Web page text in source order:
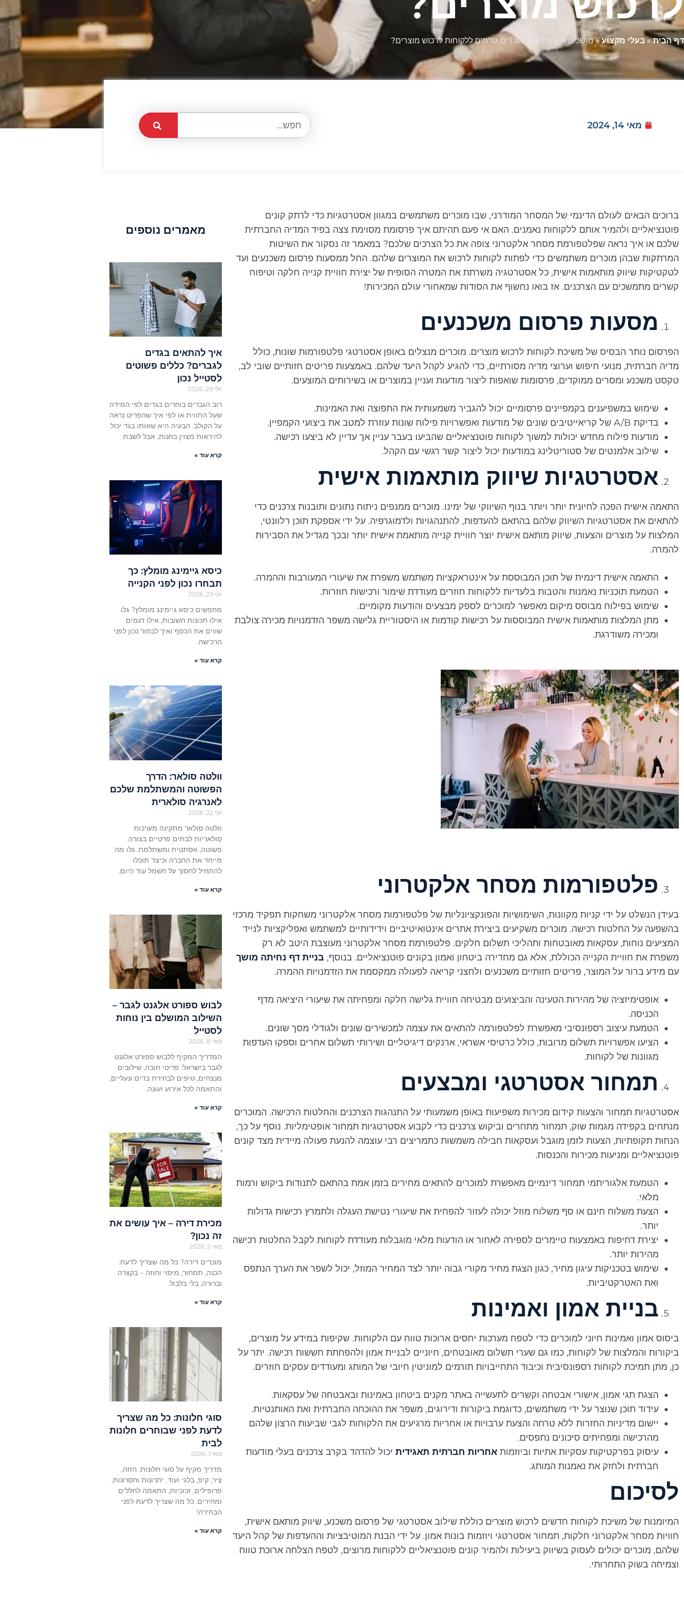
דף הבית»בעלי מקצוע»מושכים לקוחות: איך מוכרים גורמים ללקוחות לרכוש מוצרים?
מאי 14, 2024
ברוכים הבאים לעולם הדינמי של המסחר המודרני, שבו מוכרים משתמשים במגוון אסטרטגיות כדי לרתק קונים
פוטנציאליים ולהמיר אותם ללקוחות נאמנים. האם אי פעם תהיתם איך פרסומת מסוימת צצה בפיד המדיה החברתית
שלכם או איך נראה שפלטפורמת מסחר אלקטרוני צופה את כל הצרכים שלכם? במאמר זה נסקור את השיטות
המרתקות שבהן מוכרים משתמשים כדי לפתות לקוחות לרכוש את המוצרים שלהם. החל ממסעות פרסום משכנעים ועד
לטקטיקות שיווק מותאמות אישית, כל אסטרטגיה משרתת את המטרה הסופית של יצירת חוויית קנייה חלקה וטיפוח
קשרים מתמשכים עם הצרכנים. אז בואו נחשוף את הסודות שמאחורי עולם המכירות!
מסעות פרסום משכנעים
הפרסום נותר הבסיס של משיכת לקוחות לרכוש מוצרים. מוכרים מנצלים באופן אסטרטגי פלטפורמות שונות, כולל
מדיה חברתית, מנועי חיפוש וערוצי מדיה מסורתיים, כדי להגיע לקהל היעד שלהם. באמצעות פריטים חזותיים שובי לב,
טקסט משכנע ומסרים ממוקדים, פרסומות שואפות ליצור מודעות ועניין במוצרים או בשירותים המוצעים.
שימוש במשפיענים בקמפיינים פרסומיים יכול להגביר משמעותית את התפוצה ואת האמינות.
בדיקת A/B של קריאייטיבים שונים של מודעות ואפשרויות פילוח שונות עוזרת למטב את ביצועי הקמפיין.
מודעות פילוח מחדש יכולות למשוך לקוחות פוטנציאליים שהביעו בעבר עניין אך עדיין לא ביצעו רכישה.
שילוב אלמנטים של סטוריטלינג במודעות יכול ליצור קשר רגשי עם הקהל.
אסטרטגיות שיווק מותאמות אישית
התאמה אישית הפכה לחיונית יותר ויותר בנוף השיווקי של ימינו. מוכרים ממנפים ניתוח נתונים ותובנות צרכנים כדי
להתאים את אסטרטגיות השיווק שלהם בהתאם להעדפות, להתנהגויות ולדמוגרפיה. על ידי אספקת תוכן רלוונטי,
המלצות על מוצרים והצעות, שיווק מותאם אישית יוצר חוויית קנייה מותאמת אישית יותר ובכך מגדיל את הסבירות
להמרה.
התאמה אישית דינמית של תוכן המבוססת על אינטראקציות משתמש משפרת את שיעורי המעורבות וההמרה.
הטמעת תוכניות נאמנות והטבות בלעדיות ללקוחות חוזרים מעודדת שימור ורכישות חוזרות.
שימוש בפילוח מבוסס מיקום מאפשר למוכרים לספק מבצעים והודעות מקומיים.
מתן המלצות מותאמות אישית המבוססות על רכישות קודמות או היסטוריית גלישה משפר הזדמנויות מכירה צולבת
ומכירה משודרגת.
פלטפורמות מסחר אלקטרוני
בעידן הנשלט על ידי קניות מקוונות, השימושיות והפונקציונליות של פלטפורמות מסחר אלקטרוני משחקות תפקיד מרכזי
בהשפעה על החלטות רכישה. מוכרים משקיעים ביצירת אתרים אינטואיטיביים וידידותיים למשתמש ואפליקציות לנייד
המציעים נוחות, עסקאות מאובטחות ותהליכי תשלום חלקים. פלטפורמת מסחר אלקטרוני מעוצבת היטב לא רק
משפרת את חוויית הקנייה הכוללת, אלא גם מחדירה ביטחון ואמון בקונים פוטנציאליים. בנוסף, בניית דף נחיתה מושך
עם מידע ברור על המוצר, פריטים חזותיים משכנעים ולחצני קריאה לפעולה ממקסמת את הזדמנויות ההמרה.
אופטימיזציה של מהירות הטעינה והביצועים מבטיחה חוויית גלישה חלקה ומפחיתה את שיעורי היציאה מדף
הכניסה.
הטמעת עיצוב רספונסיבי מאפשרת לפלטפורמה להתאים את עצמה למכשירים שונים ולגודלי מסך שונים.
הציעו אפשרויות תשלום מרובות, כולל כרטיסי אשראי, ארנקים דיגיטליים ושירותי תשלום אחרים וספקו העדפות
מגוונות של לקוחות.
תמחור אסטרטגי ומבצעים
אסטרטגיות תמחור והצעות קידום מכירות משפיעות באופן משמעותי על התנהגות הצרכנים והחלטות הרכישה. המוכרים
מנתחים בקפידה מגמות שוק, תמחור מתחרים וביקוש צרכנים כדי לקבוע אסטרטגיות תמחור אופטימליות. נוסף על כך,
הנחות תקופתיות, הצעות לזמן מוגבל ועסקאות חבילה משמשות כתמריצים רבי עוצמה להנעת פעולה מיידית מצד קונים
פוטנציאליים ומניעות מכירות והכנסות.
הטמעת אלגוריתמי תמחור דינמיים מאפשרת למוכרים להתאים מחירים בזמן אמת בהתאם לתנודות ביקוש ורמות
מלאי.
הצעת משלוח חינם או סף משלוח מוזל יכולה לעזור להפחית את שיעורי נטישת העגלה ולתמרץ רכישות גדולות
יותר.
יצירת דחיפות באמצעות טיימרים לספירה לאחור או הודעות מלאי מוגבלות מעודדת לקוחות לקבל החלטות רכישה
מהירות יותר.
שימוש בטכניקות עיגון מחיר, כגון הצגת מחיר מקורי גבוה יותר לצד המחיר המוזל, יכול לשפר את הערך הנתפס
ואת האטרקטיביות.
בניית אמון ואמינות
ביסוס אמון ואמינות חיוני למוכרים כדי לטפח מערכות יחסים ארוכות טווח עם הלקוחות. שקיפות במידע על מוצרים,
ביקורות והמלצות של לקוחות, כמו גם שערי תשלום מאובטחים, חיוניים לבניית אמון ולהפחתת חששות רכישה. יתר על
כן, מתן תמיכת לקוחות רספונסיבית וכיבוד התחייבויות תורמים למוניטין חיובי של המותג ומעודדים עסקים חוזרים.
הצגת תגי אמון, אישורי אבטחה וקשרים לתעשייה באתר מקנים ביטחון באמינות ובאבטחה של עסקאות.
עידוד תוכן שנוצר על ידי משתמשים, כדוגמת ביקורות ודירוגים, משפר את ההוכחה החברתית ואת האותנטיות.
יישום מדיניות החזרות ללא טרחה והצעת ערבויות או אחריות מרגיעים את הלקוחות לגבי שביעות הרצון שלהם
מהרכישה ומפחיתים סיכונים נתפסים.
עיסוק בפרקטיקות עסקיות אתיות וביוזמות אחריות חברתית תאגידית יכול להדהד בקרב צרכנים בעלי מודעות
חברתית ולחזק את נאמנות המותג.
לסיכום
המיומנות של משיכת לקוחות חדשים לרכוש מוצרים כוללת שילוב אסטרטגי של פרסום משכנע, שיווק מותאם אישית,
חוויות מסחר אלקטרוני חלקות, תמחור אסטרטגי ויוזמות בונות אמון. על ידי הבנת המוטיבציות וההעדפות של קהל היעד
שלהם, מוכרים יכולים לעסוק בשיווק ביעילות ולהמיר קונים פוטנציאליים ללקוחות מרוצים, לטפח הצלחה ארוכת טווח
וצמיחה בשוק התחרותי.
מאמרים נוספים
איך להתאים בגדים
לגברים? כללים פשוטים
לסטייל נכון
יולי 29, 2026
רוב הגברים בוחרים בגדים לפי המידה
שעל התווית או לפי איך שהפריט נראה
על הקולב. הבעיה היא שאותו בגד יכול
להיראות מצוין בחנות, אבל לשבת
קרא עוד »
כיסא גיימינג מומלץ: כך
תבחרו נכון לפני הקנייה
יוני 29, 2026
מחפשים כיסא גיימינג מומלץ? גלו
אילו תכונות חשובות, אילו דגמים
שווים את הכסף ואיך לבחור נכון לפני
הרכישה.
קרא עוד »
וולטה סולאר: הדרך
הפשוטה והמשתלמת שלכם
לאנרגיה סולארית
יוני 22, 2026
וולטה סולאר מתקינה מערכות
סולאריות לבתים פרטיים בצורה
פשוטה, אסתטית ומשתלמת. גלו מה
מייחד את החברה וכיצד תוכלו
להתחיל לחסוך על חשמל עוד היום.
קרא עוד »
לבוש ספורט אלגנט לגבר –
השילוב המושלם בין נוחות
לסטייל
מאי 8, 2026
המדריך המקיף ללבוש ספורט אלגנט
לגבר בישראל: פריטי חובה, שילובים
מנצחים, טיפים לבחירת בדים ונעליים,
והתאמה לכל אירוע ועונה.
קרא עוד »
מכירת דירה – איך עושים את
זה נכון?
מאי 5, 2026
מוכרים דירה? כל מה שצריך לדעת:
הכנה, תמחור, מיסוי וחוזה – בקצרה
וברורה, בלי בלבול.
קרא עוד »
סוגי חלונות: כל מה שצריך
לדעת לפני שבוחרים חלונות
לבית
מאי 1, 2026
מדריך מקיף על סוגי חלונות: הזזה,
ציר, קיפ, בלגי ועוד. יתרונות וחסרונות,
פרופילים, זכוכיות, התאמה לחללים
ומחירים. כל מה שצריך לדעת לפני
הבחירה!
קרא עוד »